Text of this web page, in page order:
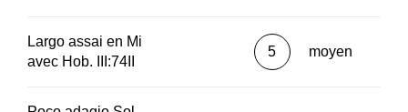
Largo assai en Mi
avec Hob. III:74II
5 moyen